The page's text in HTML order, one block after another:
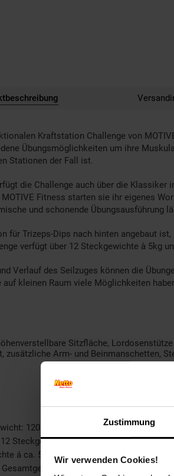
Zustimmung
Wir verwenden Cookies!
Kraftstation Challenge von
Übungsmöglichkeiten um ihre
Stationen der Fall ist.
die Challenge auch über die Klassiker
Fitness starten sie ihr eigenes
und schonende
für Trizeps-Dips nach hinten angebaut
verfügt über 12 Steckgewichte à 5kg
Verlauf des Seilzuges können die
auf kleinen Raum viele Möglichkeiten
Sitzfläche,
zusätzliche Arm- und Beinmanschetten,
120 kg
Steckgewichte a ca. 5 kg = 60 kg
á ca. 5 kg, Gewichtssbelastung je nach
170 kg